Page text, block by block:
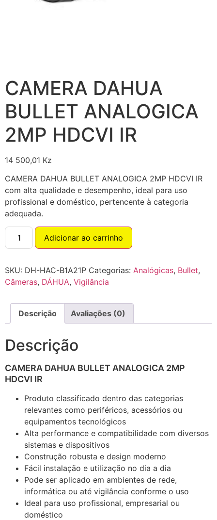
CAMERA DAHUA
BULLET ANALOGICA
2MP HDCVI IR
14 500,01 Kz
CAMERA DAHUA BULLET ANALOGICA 2MP HDCVI IR
com alta qualidade e desempenho, ideal para uso
profissional e doméstico, pertencente à categoria
adequada.
Adicionar ao carrinho
SKU: DH-HAC-B1A21P Categorias: Analógicas, Bullet,
Câmeras, DÁHUA, Vigilância
Descrição Avaliações (0)
Descrição
CAMERA DAHUA BULLET ANALOGICA 2MP
HDCVI IR
Produto classificado dentro das categorias
relevantes como periféricos, acessórios ou
equipamentos tecnológicos
Alta performance e compatibilidade com diversos
sistemas e dispositivos
Construção robusta e design moderno
Fácil instalação e utilização no dia a dia
Pode ser aplicado em ambientes de rede,
informática ou até vigilância conforme o uso
Ideal para uso profissional, empresarial ou
doméstico